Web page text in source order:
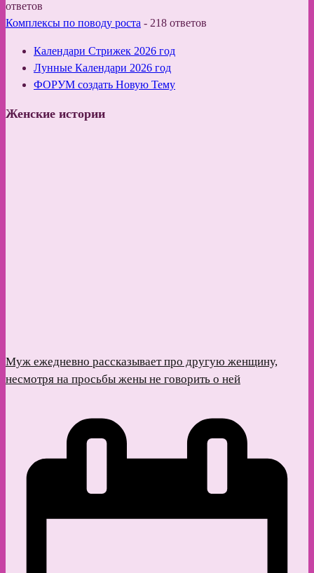
ответов
Комплексы по поводу роста - 218 ответов
Календари Стрижек 2026 год
Лунные Календари 2026 год
ФОРУМ создать Новую Тему
Женские истории
Муж ежедневно рассказывает про другую женщину,
несмотря на просьбы жены не говорить о ней